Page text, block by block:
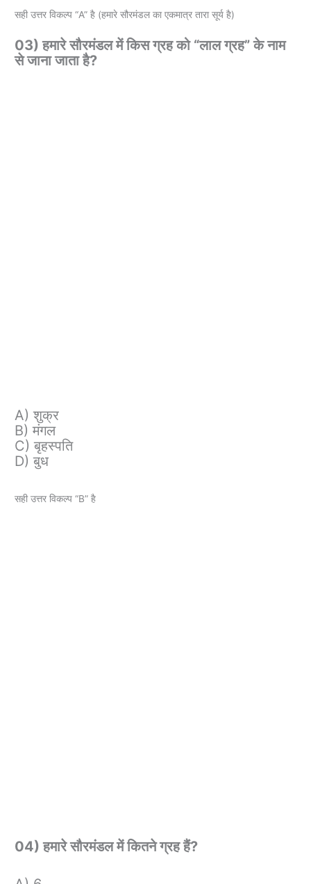
सही उत्तर विकल्प “A” है (हमारे सौरमंडल का एकमात्र तारा सूर्य है)
03) हमारे सौरमंडल में किस ग्रह को “लाल ग्रह” के नाम
से जाना जाता है?
A) शुक्र
B) मंगल
C) बृहस्पति
D) बुध
सही उत्तर विकल्प “B” है
04) हमारे सौरमंडल में कितने ग्रह हैं?